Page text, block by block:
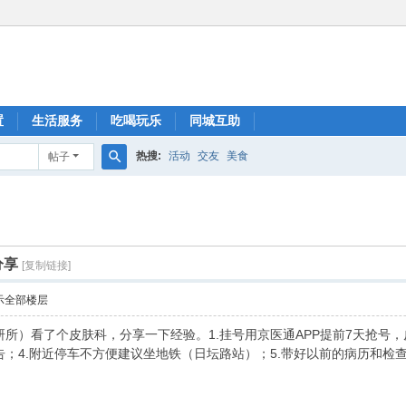
生活服务 吃喝玩乐 同城互助
帖子 热搜: 活动 交友 美食
享 [复制链接]
全部楼层
所）看了个皮肤科，分享一下经验。1.挂号用京医通APP提前7天抢号
4.附近停车不方便建议坐地铁（日坛路站）；5.带好以前的病历和检